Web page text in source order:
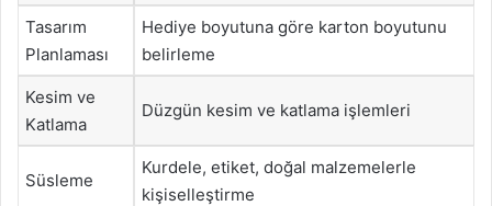
Tasarım
Planlaması
Hediye boyutuna göre karton boyutunu
belirleme
Kesim ve
Katlama
Düzgün kesim ve katlama işlemleri
Süsleme
Kurdele, etiket, doğal malzemelerle
kişiselleştirme